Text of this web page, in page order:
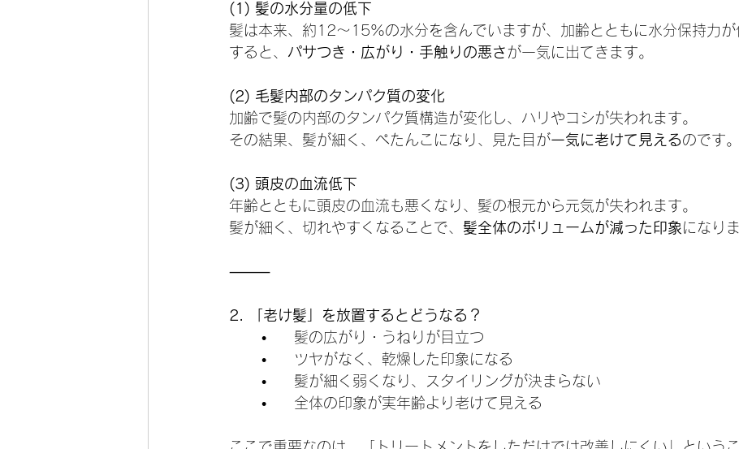
(1) 髪の水分量の低下
髪は本来、約12～15%の水分を含んでいますが、加齢とともに水分保持力が
すると、 パサつき・広がり・手触りの悪さが一気に出てきます。
(2) 毛髪内部のタンパク質の変化
加齢で髪の内部のタンパク質構造が変化し、ハリやコシが失われます。
その結果、髪が細く、ぺたんこになり、見た目が一気に老けて見えるのです。
(3) 頭皮の血流低下
年齢とともに頭皮の血流も悪くなり、髪の根元から元気が失われます。
髪が細く、切れやすくなることで、 髪全体のボリュームが減った印象になり
⸻
2. 「老け髪」を放置するとどうなる？
	•	髪の広がり・うねりが目立つ
	•	ツヤがなく、乾燥した印象になる
	•	髪が細く弱くなり、スタイリングが決まらない
	•	全体の印象が実年齢より老けて見える